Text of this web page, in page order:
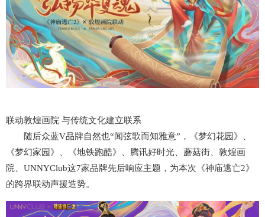
联动敦煌画院 与传统文化建立联系
随后众蓝V品牌自然也“闻弦歌而知雅意”，《梦幻花园》、
《梦幻家园》、《地铁跑酷》、腾讯好时光、蘑菇街、敦煌画
院、UNNYClub这7家品牌先后响应主题，为本次《神庙逃亡2》
的跨界联动声援造势。